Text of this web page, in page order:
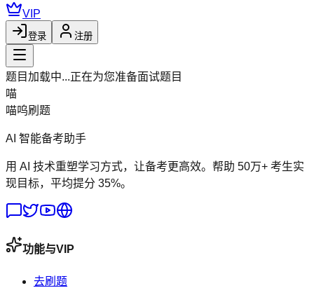
VIP
登录 注册
题目加载中...正在为您准备面试题目
喵
喵呜刷题
AI 智能备考助手
用 AI 技术重塑学习方式，让备考更高效。帮助 50万+ 考生实
现目标，平均提分 35%。
功能与VIP
去刷题